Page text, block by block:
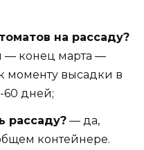
на рассаду?
— конец марта —
моменту высадки в
60 дней;
рассаду? — да,
контейнере.